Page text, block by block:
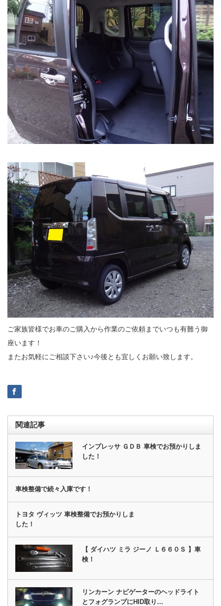
ご家族皆様でお車のご購入から作業のご依頼までいつも有難う御
座います！
またお気軽にご相談下さい♪今後とも宜しくお願い致します。
関連記事
インプレッサ ＧＤＢ 車検でお預かりしま
した！
車検整備で続々入庫です！
トヨタ ヴィッツ 車検整備でお預かりしま
した！
【 ダイハツ ミラ ジーノ Ｌ６６０Ｓ 】車
検！
リンカーン ナビゲーターのヘッドライト
とフォグランプにHID取り…